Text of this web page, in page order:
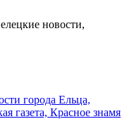
новости,
города Ельца,
газета, Красное знамя